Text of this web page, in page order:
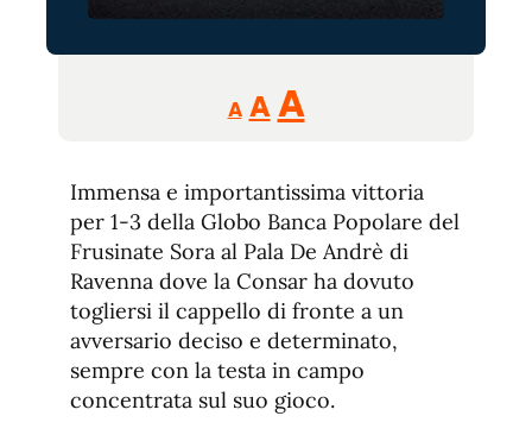
A
Reducir
tamaño
A Restablecer
de
fuente
AAumentar
de
fuente.
Immensa e importantissima vittoria
per 1-3 della Globo Banca Popolare del
Frusinate Sora al Pala De Andrè di
Ravenna dove la Consar ha dovuto
togliersi il cappello di fronte a un
avversario deciso e determinato,
sempre con la testa in campo
concentrata sul suo gioco.